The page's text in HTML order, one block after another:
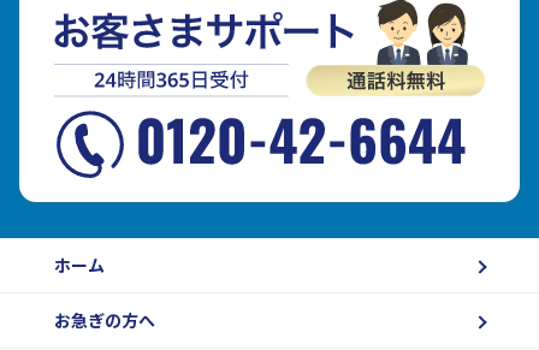
ホーム
お急ぎの方へ